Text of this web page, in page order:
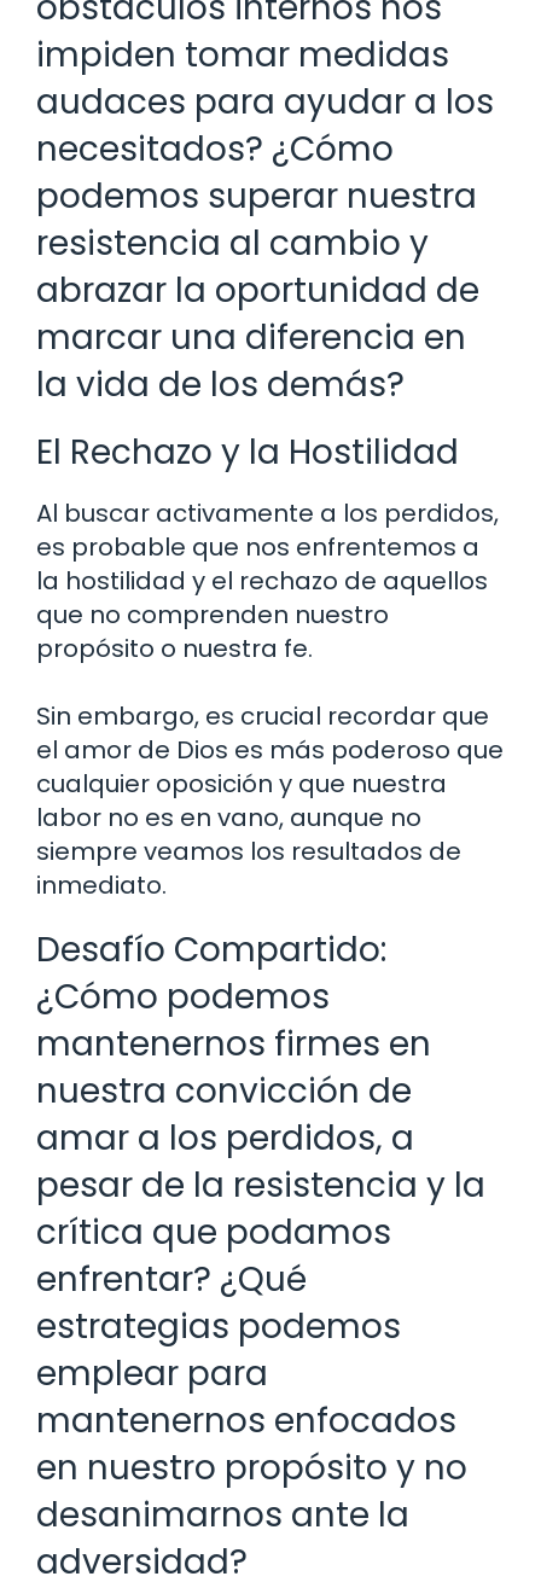
impiden tomar medidas
audaces para ayudar a los
necesitados? ¿Cómo
podemos superar nuestra
resistencia al cambio y
abrazar la oportunidad de
marcar una diferencia en
la vida de los demás?
El Rechazo y la Hostilidad
Al buscar activamente a los perdidos,
es probable que nos enfrentemos a
la hostilidad y el rechazo de aquellos
que no comprenden nuestro
propósito o nuestra fe.
Sin embargo, es crucial recordar que
el amor de Dios es más poderoso que
cualquier oposición y que nuestra
labor no es en vano, aunque no
siempre veamos los resultados de
inmediato.
Desafío Compartido:
¿Cómo podemos
mantenernos firmes en
nuestra convicción de
amar a los perdidos, a
pesar de la resistencia y la
crítica que podamos
enfrentar? ¿Qué
estrategias podemos
emplear para
mantenernos enfocados
en nuestro propósito y no
desanimarnos ante la
adversidad?